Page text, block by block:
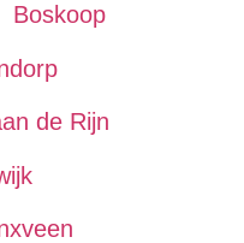
Boskoop
de Rijn